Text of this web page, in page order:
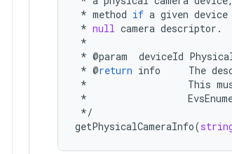
* method if a given device
* null camera descriptor .
*
* @param deviceId
* @return info The
*
This
*
*/
getPhysicalCameraInfo(